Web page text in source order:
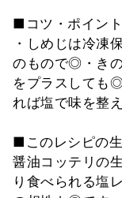
■コツ・ポイント
・しめじは冷凍
のもので◎・き
をプラスしても
れば塩で味を整
■このレシピの
醤油コッテリの
り食べられる塩